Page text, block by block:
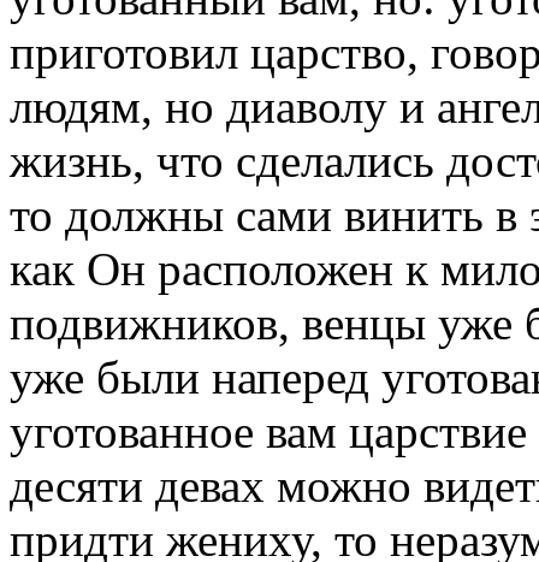
приготовил царство,
людям, но диаволу и
жизнь, что сделались
то должны сами винить в
как Он расположен к
подвижников, венцы уже
уже были наперед
уготованное вам
десяти девах можно
придти жениху, то